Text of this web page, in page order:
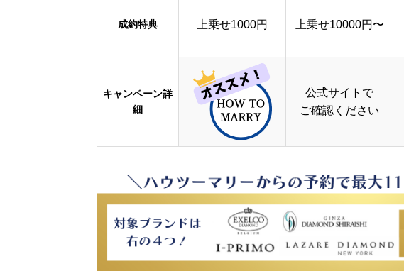
成約特典 上乗せ1000円 上乗せ10000円〜
キャンペーン詳
細
公式サイトで
ご確認ください